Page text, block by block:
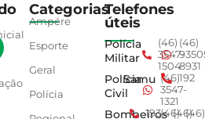
Categorias
Ampére
Esporte
Geral
Polícia
Telefones
úteis
Polícia
Militar
(46)
3547-
1504
(46)
8931
Polícia
Civil
Samu (46)
3547-
1321
192
Bombeiros
193(46)(46)(46)